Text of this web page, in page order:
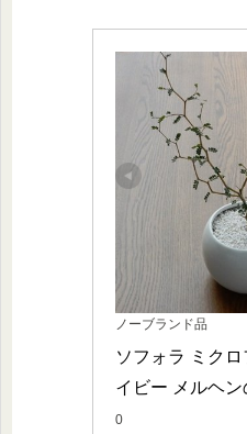
ノーブランド品
ソフォラ ミク
イビー メルヘ
0